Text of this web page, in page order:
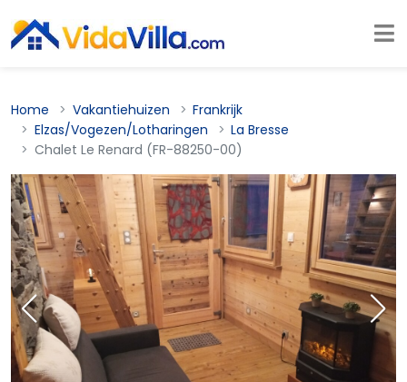
Home Vakantiehuizen
Frankrijk
Elzas/Vogezen/Lotharingen
La Bresse
Chalet Le Renard (FR-88250-00)